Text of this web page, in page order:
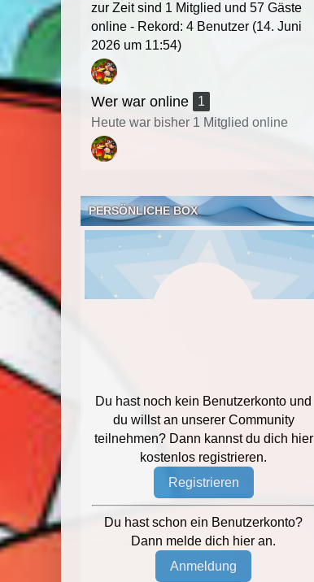
zur Zeit sind 1 Mitglied und 57 Gäste
online - Rekord: 4 Benutzer (14. Juni
2026 um 11:54)
Wer war online
1
Heute war bisher 1 Mitglied online
PERSÖNLICHE BOX
Du hast noch kein Benutzerkonto und
du willst an unserer Community
teilnehmen? Dann kannst du dich hier
kostenlos registrieren.
Registrieren
Du hast schon ein Benutzerkonto?
Dann melde dich hier an.
Anmeldung